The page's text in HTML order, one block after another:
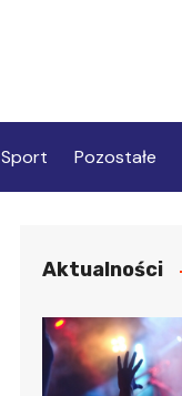
Sport Pozostałe
Aktualności